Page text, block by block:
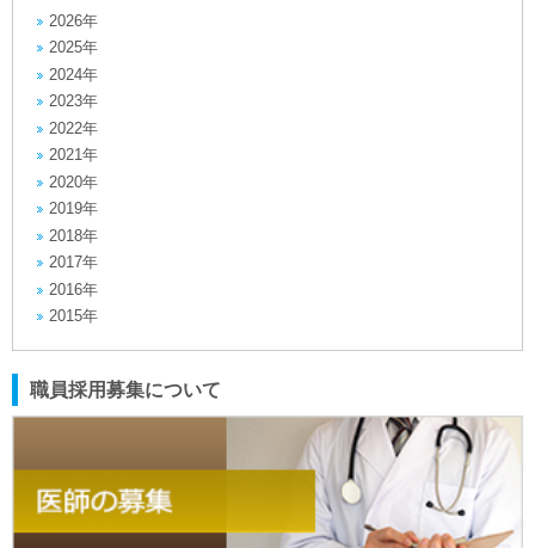
2026年
2025年
2024年
2023年
2022年
2021年
2020年
2019年
2018年
2017年
2016年
2015年
職員採用募集について